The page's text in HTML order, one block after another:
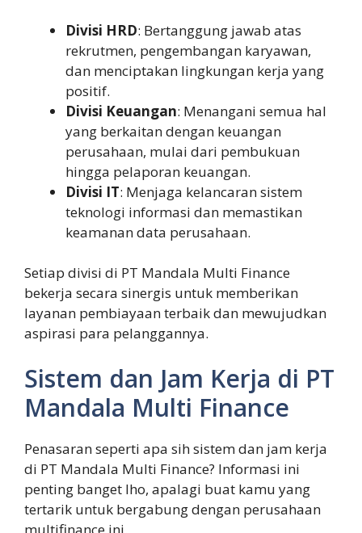
Divisi HRD: Bertanggung jawab atas
rekrutmen, pengembangan karyawan,
dan menciptakan lingkungan kerja yang
positif.
Divisi Keuangan: Menangani semua hal
yang berkaitan dengan keuangan
perusahaan, mulai dari pembukuan
hingga pelaporan keuangan.
Divisi IT: Menjaga kelancaran sistem
teknologi informasi dan memastikan
keamanan data perusahaan.
Setiap divisi di PT Mandala Multi Finance
bekerja secara sinergis untuk memberikan
layanan pembiayaan terbaik dan mewujudkan
aspirasi para pelanggannya.
Sistem dan Jam Kerja di PT
Mandala Multi Finance
Penasaran seperti apa sih sistem dan jam kerja
di PT Mandala Multi Finance? Informasi ini
penting banget lho, apalagi buat kamu yang
tertarik untuk bergabung dengan perusahaan
multifinance ini.